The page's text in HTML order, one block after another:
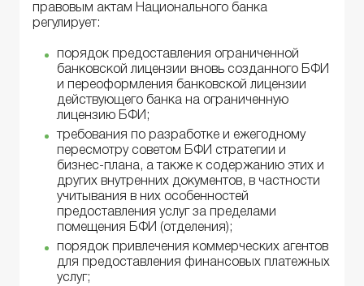
правовым актам Национального банка
регулирует:
порядок предоставления ограниченной
банковской лицензии вновь созданного БФИ
и переоформления банковской лицензии
действующего банка на ограниченную
лицензию БФИ;
требования по разработке и ежегодному
пересмотру советом БФИ стратегии и
бизнес-плана, а также к содержанию этих и
других внутренних документов, в частности
учитывания в них особенностей
предоставления услуг за пределами
помещения БФИ (отделения);
порядок привлечения коммерческих агентов
для предоставления финансовых платежных
услуг;